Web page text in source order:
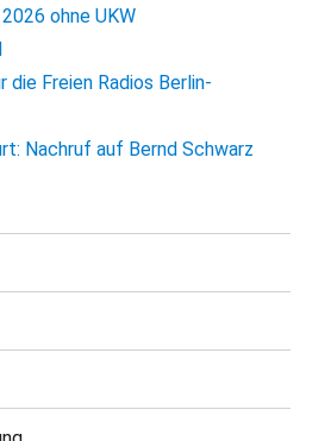
ohne UKW
die Freien Radios Berlin-
Nachruf auf Bernd Schwarz